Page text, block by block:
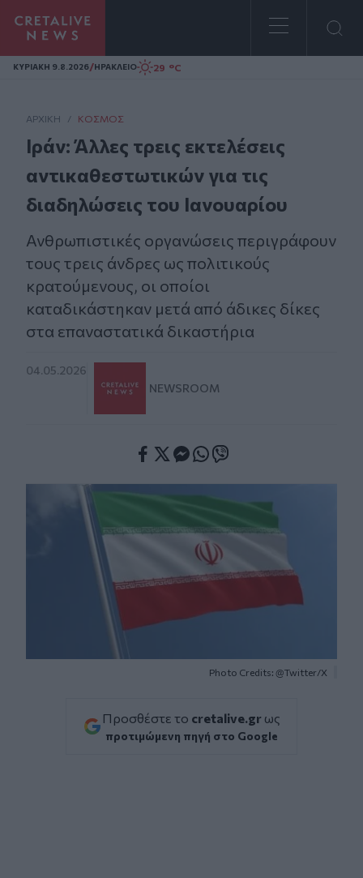
Homepage
ΚΥΡΙΑΚΗ 9.8.2026/ΗΡΑΚΛΕΙΟ 29 °C
ΑΡΧΙΚΗ / ΚΌΣΜΟΣ
Ιράν: Άλλες τρεις εκτελέσεις
αντικαθεστωτικών για τις
διαδηλώσεις του Ιανουαρίου
Ανθρωπιστικές οργανώσεις περιγράφουν
τους τρεις άνδρες ως πολιτικούς
κρατούμενους, οι οποίοι
καταδικάστηκαν μετά από άδικες δίκες
στα επαναστατικά δικαστήρια
04.05.2026
NEWSROOM
Photo Credits: @Twitter/X
Προσθέστε το cretalive.gr ως
προτιμώμενη πηγή στο Google